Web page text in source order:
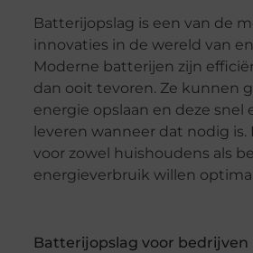
Batterijopslag is een van de
innovaties in de wereld van
Moderne batterijen zijn
dan ooit tevoren. Ze kunnen
energie opslaan en deze snel
leveren wanneer dat nodig is.
voor zowel huishoudens als
energieverbruik willen
Batterijopslag voor bedrijven